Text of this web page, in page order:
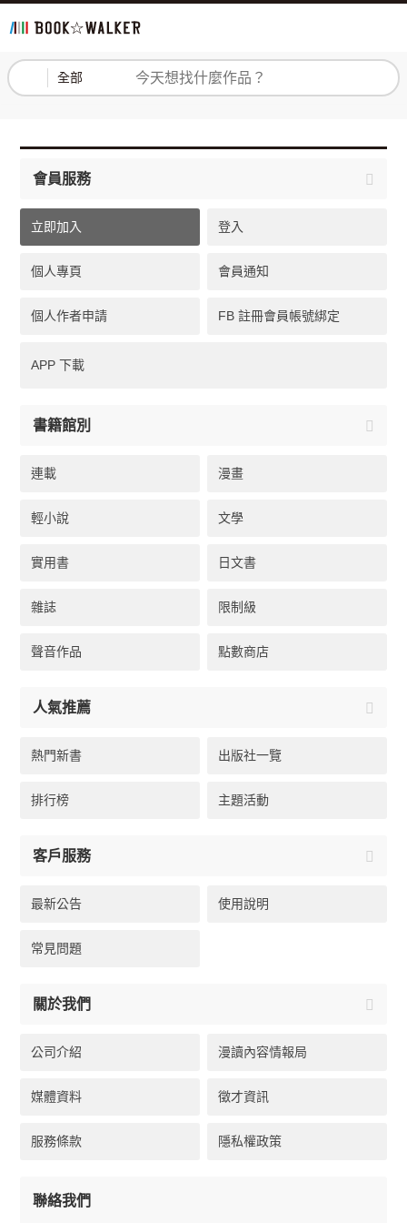
全部 登入 註冊
會員服務
立即加入 登入
個人專頁 會員通知
個人作者申請 FB 註冊會員帳號綁定
APP 下載
書籍館別
連載 漫畫
輕小說 文學
實用書 日文書
雜誌 限制級
聲音作品 點數商店
人氣推薦
熱門新書 出版社一覽
排行榜 主題活動
客戶服務
最新公告 使用說明
常見問題
關於我們
公司介紹 漫讀內容情報局
媒體資料 徵才資訊
服務條款 隱私權政策
聯絡我們